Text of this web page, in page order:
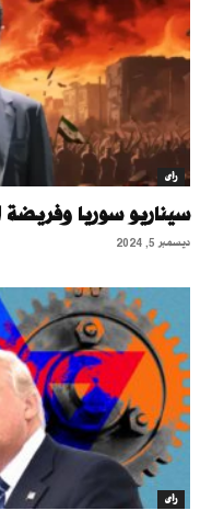
رأى
سيناريو سوريا وفريضة
ديسمبر 5, 2024
رأى